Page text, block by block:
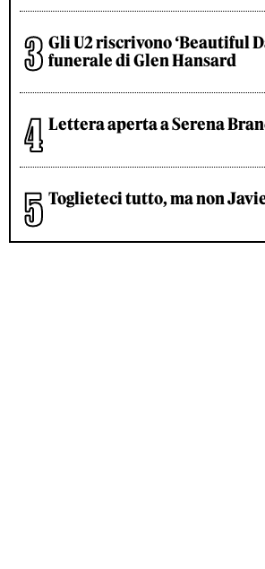
Gli U2 riscrivono ‘Beautiful
funerale di Glen Hansard
Lettera aperta a Serena
Toglieteci tutto, ma non